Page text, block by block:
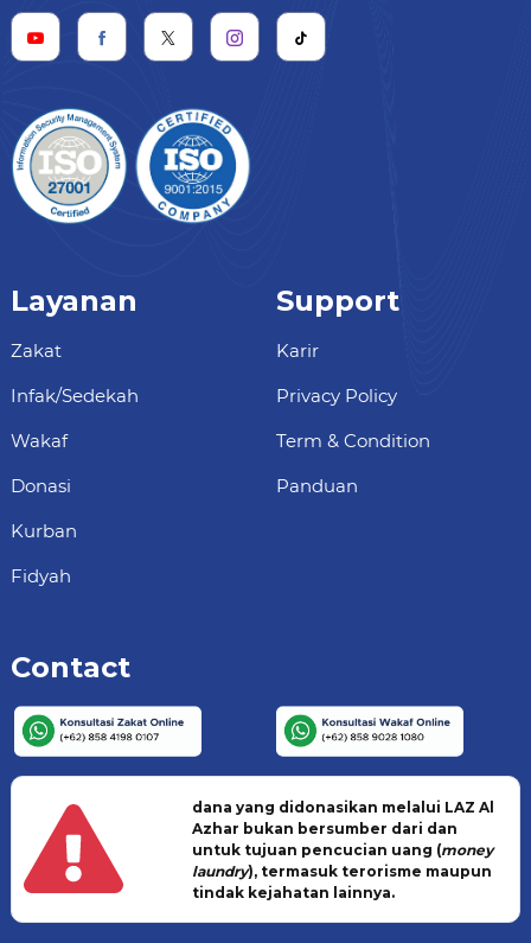
Layanan
Zakat
Infak/Sedekah
Wakaf
Donasi
Kurban
Fidyah
Support
Karir
Privacy Policy
Term & Condition
Panduan
Contact
dana yang didonasikan melalui LAZ Al
Azhar bukan bersumber dari dan
untuk tujuan pencucian uang (money
laundry), termasuk terorisme maupun
tindak kejahatan lainnya.